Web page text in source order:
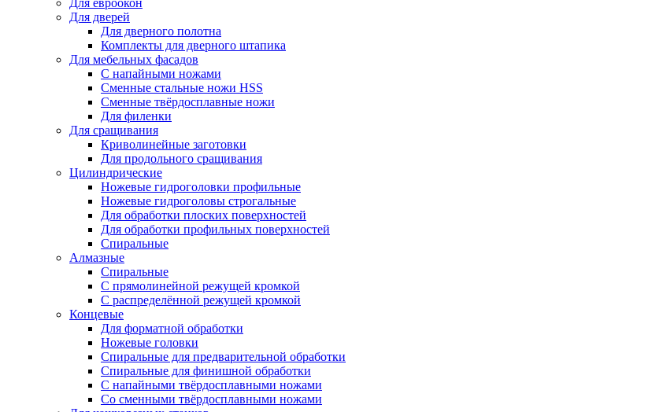
Для евроокон
Для дверей
Для дверного полотна
Комплекты для дверного штапика
Для мебельных фасадов
С напайными ножами
Сменные стальные ножи HSS
Сменные твёрдосплавные ножи
Для филенки
Для сращивания
Криволинейные заготовки
Для продольного сращивания
Цилиндрические
Ножевые гидроголовки профильные
Ножевые гидроголовы строгальные
Для обработки плоских поверхностей
Для обработки профильных поверхностей
Спиральные
Алмазные
Спиральные
С прямолинейной режущей кромкой
С распределённой режущей кромкой
Концевые
Для форматной обработки
Ножевые головки
Спиральные для предварительной обработки
Спиральные для финишной обработки
С напайными твёрдосплавными ножами
Со сменными твёрдосплавными ножами